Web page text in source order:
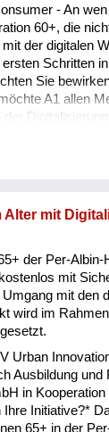
- An
60+, die
der digitalen
Schritten
Sie
A1 allen
der
mit der digitalen
im
als 3.200
wurden die
Alter mit
der Per-
mit
mit den
wird im
Urban
Ausbildung und
in
Initiative?*
65+ in der